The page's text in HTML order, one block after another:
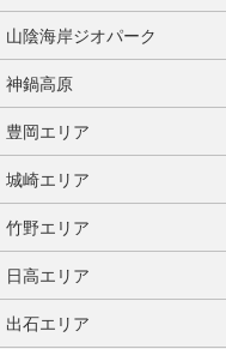
山陰海岸ジオパーク
神鍋高原
豊岡エリア
城崎エリア
竹野エリア
日高エリア
出石エリア